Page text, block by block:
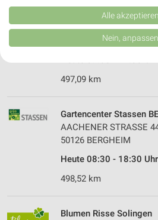
Blumen Risse Kerpen
Am Falder 26
50171 Kerpen
497,09 km
Gartencenter Stassen
AACHENER STRASSE
50126 BERGHEIM
Heute 08:30 - 18:30
498,52 km
Blumen Risse Solingen
Kombinationen von Daten aus verschiedenen
Verbesserung der Angebote. Verwendung
von Inhalten.
Daten können außerhalb der Europäischen
Website/App.
Partnerliste anzeigen (1 IAB-Anbieter)
IAB-Verarbeitungszwecke:
Speichern von oder Zugriff auf
auf einem Endgerät
Verwendung reduzierter Daten zur
Werbeanzeigen
Werbung
Alle akzeptieren
Nein, anpassen